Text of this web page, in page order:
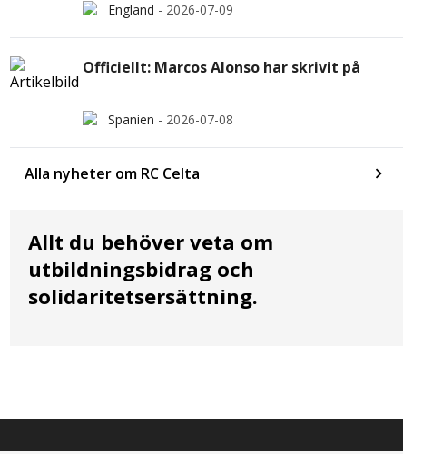
England - 2026-07-09
Officiellt: Marcos Alonso har skrivit på
Spanien - 2026-07-08
Alla nyheter om RC Celta
Allt du behöver veta om
utbildningsbidrag och
solidaritetsersättning.